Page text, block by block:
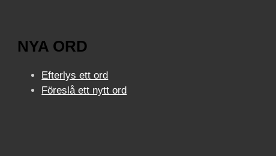
NYA ORD
Efterlys ett ord
Föreslå ett nytt ord